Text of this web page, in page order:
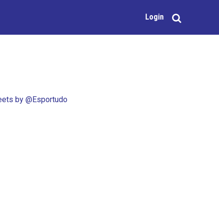
Login
by @Esportudo